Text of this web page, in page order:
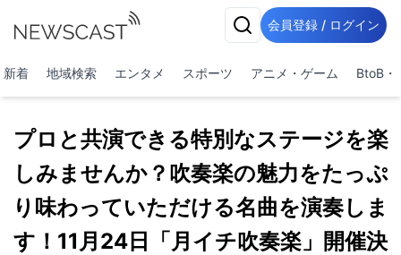
会員登録 / ログイン
新着 地域検索 エンタメ スポーツ アニメ・ゲーム BtoB・
プロと共演できる特別なステージを楽
しみませんか？吹奏楽の魅力をたっぷ
り味わっていただける名曲を演奏しま
す！11月24日「月イチ吹奏楽」開催決